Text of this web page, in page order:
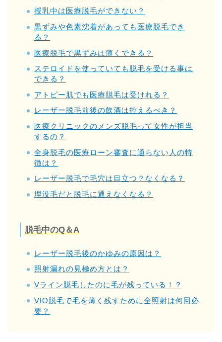
授乳中は医療脱毛ができない？
黒ずみや色素沈着があっても医療脱毛でき
る？
医療脱毛で黒ずみは薄くできる？
ステロイドを使っていても脱毛を受ける事は
できる？
アトピー肌でも医療脱毛は受けれる？
レーザー脱毛前後の飲酒は控えるべき？
医療クリニックのメンズ脱毛って女性が担当
するの？
全身脱毛の医療ローン審査に通らない人の特
徴は？
レーザー脱毛で毛穴は目立つ？なくなる？
埋没毛だと脱毛に通えなくなる？
脱毛中のQ＆A
レーザー脱毛後のかゆみの原因は？
照射漏れの見極め方とは？
Vライン脱毛したのに毛が残っている！？
VIO脱毛で毛を薄く残すために全照射は何回必
要？